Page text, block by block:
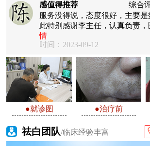
感值得推荐
综合
服务没得说，态度很好，主要
此特别感谢李主任，认真负责
情
时间：2023-09-12
●就诊图 ●治疗前
祛白团队/临床经验丰富